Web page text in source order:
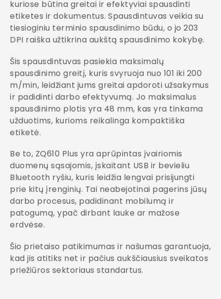
kuriose būtina greitai ir efektyviai spausdinti
etiketes ir dokumentus. Spausdintuvas veikia su
tiesioginiu terminio spausdinimo būdu, o jo 203
DPI raiška užtikrina aukštą spausdinimo kokybę.
Šis spausdintuvas pasiekia maksimalų
spausdinimo greitį, kuris svyruoja nuo 101 iki 200
m/min, leidžiant jums greitai apdoroti užsakymus
ir padidinti darbo efektyvumą. Jo maksimalus
spausdinimo plotis yra 48 mm, kas yra tinkama
užduotims, kurioms reikalinga kompaktiška
etiketė.
Be to, ZQ610 Plus yra aprūpintas įvairiomis
duomenų sąsajomis, įskaitant USB ir bevieliu
Bluetooth ryšiu, kuris leidžia lengvai prisijungti
prie kitų įrenginių. Tai neabejotinai pagerins jūsų
darbo procesus, padidinant mobilumą ir
patogumą, ypač dirbant lauke ar mažose
erdvėse.
Šio prietaiso patikimumas ir našumas garantuoja,
kad jis atitiks net ir pačius aukščiausius sveikatos
priežiūros sektoriaus standartus.